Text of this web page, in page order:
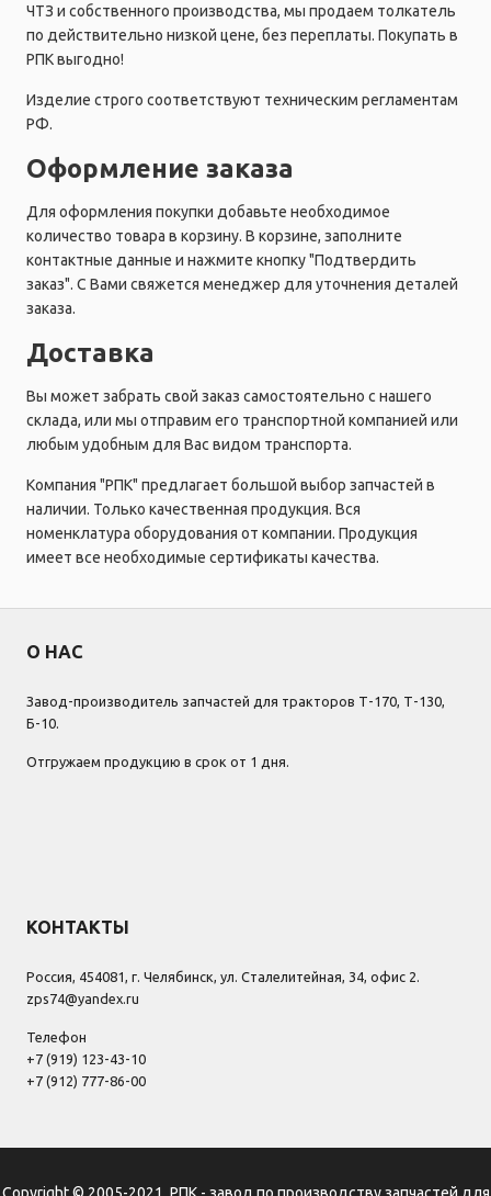
ЧТЗ и собственного производства, мы продаем толкатель
по действительно низкой цене, без переплаты. Покупать в
РПК выгодно!
Изделие строго соответствуют техническим регламентам
РФ.
Оформление заказа
Для оформления покупки добавьте необходимое
количество товара в корзину. В корзине, заполните
контактные данные и нажмите кнопку "Подтвердить
заказ". С Вами свяжется менеджер для уточнения деталей
заказа.
Доставка
Вы может забрать свой заказ самостоятельно с нашего
склада, или мы отправим его транспортной компанией или
любым удобным для Вас видом транспорта.
Компания "РПК" предлагает большой выбор запчастей в
наличии. Только качественная продукция. Вся
номенклатура оборудования от компании. Продукция
имеет все необходимые сертификаты качества.
О НАС
Завод-производитель запчастей для тракторов Т-170, Т-130,
Б-10.
Отгружаем продукцию в срок от 1 дня.
КОНТАКТЫ
Россия, 454081, г. Челябинск, ул. Сталелитейная, 34, офис 2.
zps74@yandex.ru
Телефон
+7 (919) 123-43-10
+7 (912) 777-86-00
Copyright © 2005-2021, РПК - завод по производству запчастей для